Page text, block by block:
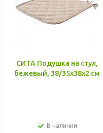
СИТА Подушка на стул,
бежевый, 38/35x38x2 см
В наличии